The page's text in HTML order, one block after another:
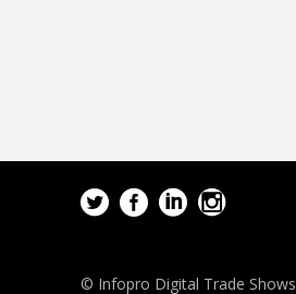
© Infopro Digital Trade Shows